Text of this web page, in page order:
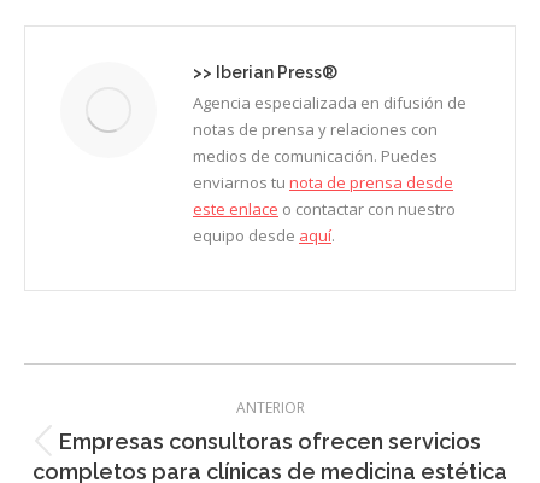
Facebook
X
LinkedInPinterestWhatsApp
>> Iberian Press®
Agencia especializada en difusión de
notas de prensa y relaciones con
medios de comunicación. Puedes
enviarnos tu nota de prensa desde
este enlace o contactar con nuestro
equipo desde aquí.
entre
entradas
ANTERIOR
Entrada
Empresas consultoras ofrecen servicios
completos para clínicas de medicina estética